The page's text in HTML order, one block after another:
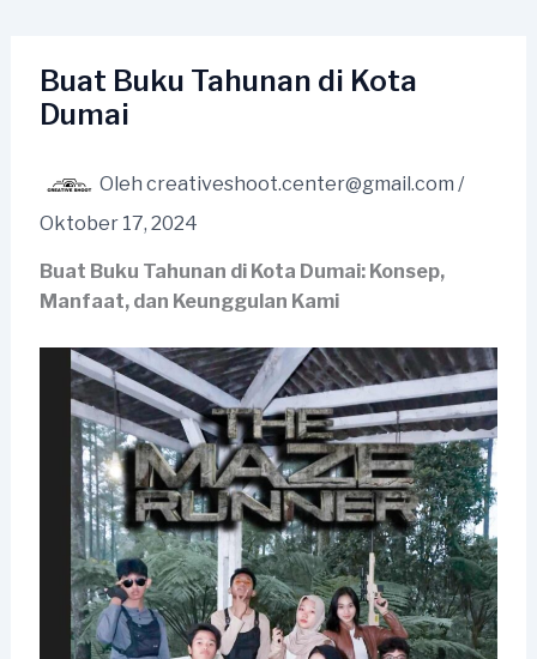
kontenBuat Buku Tahunan di Kota
Dumai
Oleh creativeshoot.center@gmail.com /
Oktober 17, 2024
Buat Buku Tahunan di Kota Dumai: Konsep,
Manfaat, dan Keunggulan Kami